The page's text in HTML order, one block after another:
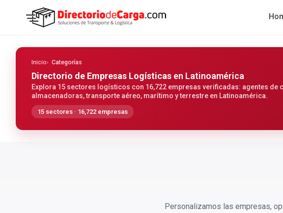
Inicio Categorías
Directorio de Empresas Logísticas en Latinoamérica
Explora 15 sectores logísticos con 16,722 empresas verificadas: agentes de
almacenadoras, transporte aéreo, marítimo y terrestre en Latinoamérica.
15 sectores · 16,722 empresas
Personalizamos las empresas,